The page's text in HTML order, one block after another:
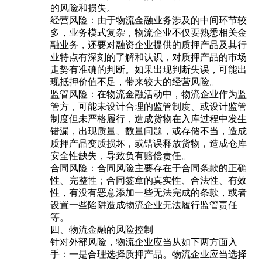
的风险和损失。
经营风险：由于物流金融业务涉及的中间环节较
多，业务模式复杂，物流企业不仅要熟悉相关金
融业务，还要对融资企业提供的质押产品及其行
业特点有深刻的了解和认识，对质押产品的市场
走势有准确的判断。如果出现判断失误，可能出
现抵押价值不足，带来较大的经营风险。
监管风险：在物流金融活动中，物流企业作为监
管方，可能未设计合理的监管制度、或设计监管
制度但未严格履行，造成货物在入库过程中发生
错漏，出现质量、数量问题，或存储不当，造成
质押产品变质损坏，或错误释放货物，造成仓库
安全性缺失，导致负有赔偿责任。
合同风险：合同风险主要存在于合同条款的正确
性、完整性；合同签章的真实性、合法性、有效
性，有没有恶意添加一些无法完成的条款，或者
设置一些陷阱造成物流企业无法履行监管责任
等。
四、物流金融的风险控制
针对外部风险，物流企业应当从如下两方面入
手：一是合理选择质押产品。物流企业应当选择